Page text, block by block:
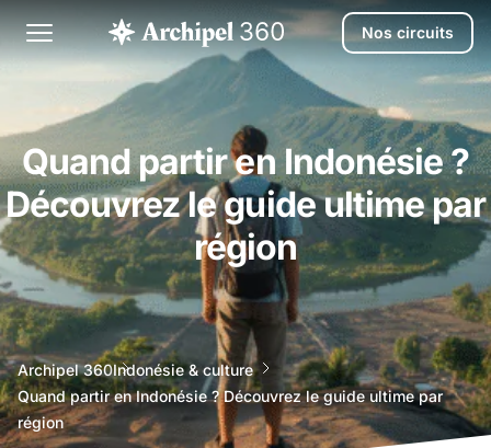
Nos circuits
Quand partir en Indonésie ?
Découvrez le guide ultime par
région
Archipel 360agence
voyage
bali
Indonésie & culture
Quand partir en Indonésie ? Découvrez le guide ultime par
région